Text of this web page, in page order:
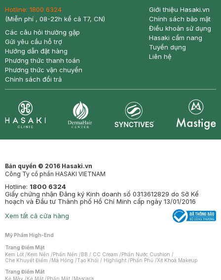
Hotline: 1800 6324
(Miễn phí , 08-22h kể cả T7, CN)
Các câu hỏi thường gặp
Gửi yêu cầu hỗ trợ
Hướng dẫn đặt hàng
Phương thức thanh toán
Phương thức vận chuyển
Chính sách đổi trả
Giới thiệu Hasaki.vn
Chính sách bảo mật
Điều khoản sử dụng
Hasaki cẩm nang
Tuyển dụng
Liên hệ
Bản quyền © 2016 Hasaki.vn
Công Ty cổ phần HASAKI VIETNAM
Hotline: 1800 6324
Giấy chứng nhận Đăng ký Kinh doanh số 0313612829 do Sở Kế
hoạch và Đầu tư Thành phố Hồ Chí Minh cấp ngày 13/01/2016
Xem tất cả cửa hàng
Mỹ Phẩm High-End
Trang Điểm Mặt
Kem Lót /Kem Nền /Phấn Nền /BB / CC Cream /Phấn Nước Cushion /
Che Khuyết Điểm /Má Hồng /Tạo Khối / Highlight /Phấn Phủ /Xịt Khoá Makeup
Trang Điểm Mắt
Kẻ Mày /Kẻ Mắt /Phấn Mắt /Mascara